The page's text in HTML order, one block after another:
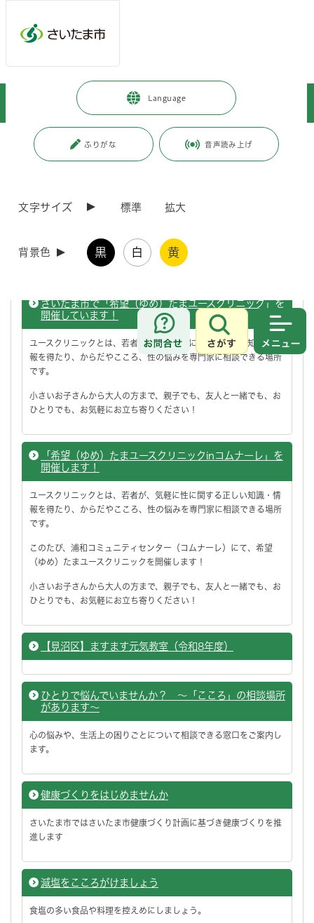
Language
ふりがな 音声読み上げ
文字サイズ 標準 拡大
背景色 黒 白 黄
お問合せ
さがす
健康・医療・福祉 > 健康・医療
>
ページ番号：J005046
目の健康講座等を実施します。
さいたま市で「希望（ゆめ）たまユースクリニック」を
開催しています！
ユースクリニックとは、若者が、気軽に性に関する正しい知識・情
報を得たり、からだやこころ、性の悩みを専門家に相談できる場所
です。
小さいお子さんから大人の方まで、親子でも、友人と一緒でも、お
ひとりでも、お気軽にお立ち寄りください！
「希望（ゆめ）たまユースクリニックinコムナーレ」を
開催します！
ユースクリニックとは、若者が、気軽に性に関する正しい知識・情
報を得たり、からだやこころ、性の悩みを専門家に相談できる場所
です。
このたび、浦和コミュニティセンター（コムナーレ）にて、希望
（ゆめ）たまユースクリニックを開催します！
小さいお子さんから大人の方まで、親子でも、友人と一緒でも、お
ひとりでも、お気軽にお立ち寄りください！
【見沼区】ますます元気教室（令和8年度）
ひとりで悩んでいませんか？ ～「こころ」の相談場所
があります～
心の悩みや、生活上の困りごとについて相談できる窓口をご案内し
ます。
健康づくりをはじめませんか
さいたま市ではさいたま市健康づくり計画に基づき健康づくりを推
進します
減塩をこころがけましょう
食塩の多い食品や料理を控えめにしましょう。